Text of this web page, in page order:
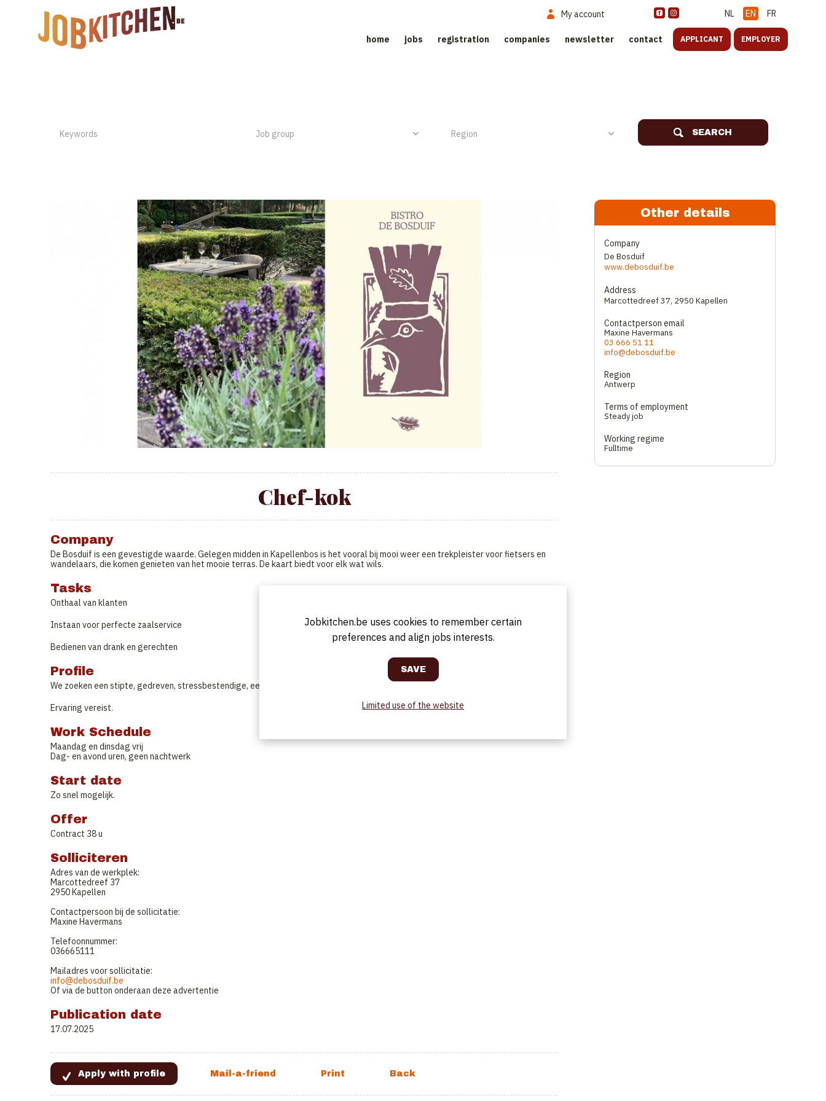
NL EN FR
My account
home jobs registration companies newsletter contact APPLICANT EMPLOYER
SEARCH
Chef-kok
Company
De Bosduif is een gevestigde waarde. Gelegen midden in Kapellenbos is het vooral bij mooi weer een trekpleister voor fietsers en
wandelaars, die komen genieten van het mooie terras. De kaart biedt voor elk wat wils.
Tasks
Onthaal van klanten
Instaan voor perfecte zaalservice
Bedienen van drank en gerechten
Profile
We zoeken een stipte, gedreven, stressbestendige, eerlijke, flexibele medewerker die beschikt over eigen vervoer.
Ervaring vereist.
Work Schedule
Maandag en dinsdag vrij
Dag- en avond uren, geen nachtwerk
Start date
Zo snel mogelijk.
Offer
Contract 38 u
Solliciteren
Adres van de werkplek:
Marcottedreef 37
2950 Kapellen
Contactpersoon bij de sollicitatie:
Maxine Havermans
Telefoonnummer:
036665111
Mailadres voor sollicitatie:
info@debosduif.be
Of via de button onderaan deze advertentie
Publication date
17.07.2025
Other details
Company
De Bosduif
www.debosduif.be
Address
Marcottedreef 37, 2950 Kapellen
Contactperson email
Maxine Havermans
03 666 51 11
info@debosduif.be
Region
Antwerp
Terms of employment
Steady job
Working regime
Fulltime
Jobkitchen.be uses cookies to remember certain
preferences and align jobs interests.
Limited use of the website